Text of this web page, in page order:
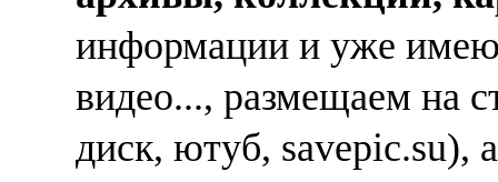
информации и уже
видео..., размещаем на
диск, ютуб, savepic.su),